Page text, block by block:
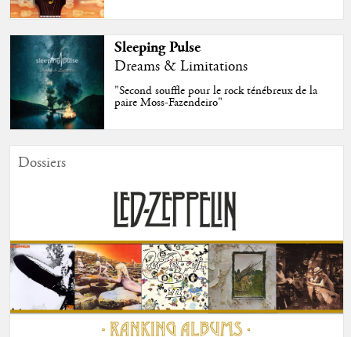
Sleeping Pulse
Dreams & Limitations
"Second souffle pour le rock ténébreux de la
paire Moss-Fazendeiro"
Dossiers